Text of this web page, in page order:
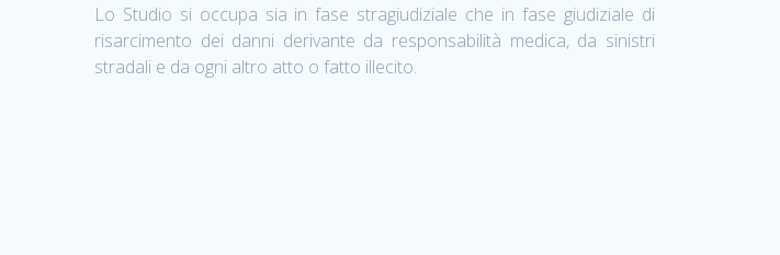
Lo Studio si occupa sia in fase stragiudiziale che in fase giudiziale di
risarcimento dei danni derivante da responsabilità medica, da sinistri
stradali e da ogni altro atto o fatto illecito.